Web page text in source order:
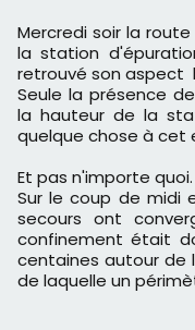
Mercredi soir la route des Sanguinaires, à la hauteur de
la station
retrouvé son aspect
Seule la présence
la hauteur de la
quelque chose à cet
Et pas n'importe quoi.
Sur le coup de midi
secours ont
confinement était
centaines autour
de laquelle un